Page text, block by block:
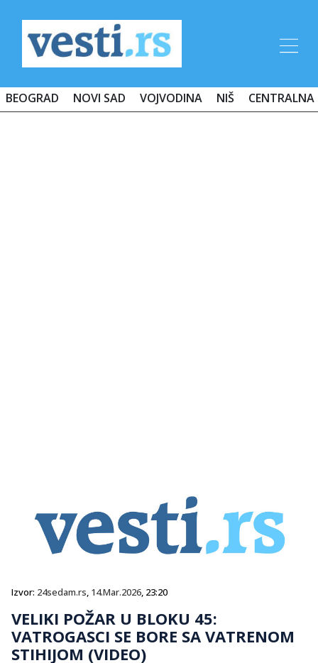
BEOGRAD NOVI SAD VOJVODINA NIŠ CENTRALNA
Izvor: 24sedam.rs, 14.Mar.2026, 23:20
VELIKI POŽAR U BLOKU 45:
VATROGASCI SE BORE SA VATRENOM
STIHIJOM (VIDEO)